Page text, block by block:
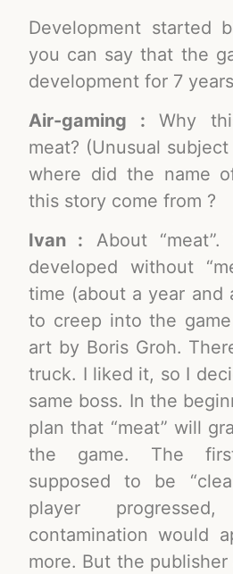
Development started
you can say that the
development for 7
Air-gaming :Why
meat? (Unusual
where did the name
this story come from ?
Ivan : About
developed without
time (about a year and
to creep into the
art by Boris Groh.
truck. I liked it, so I
same boss. In the
plan that “meat” will
the game. The
supposed to be
player
contamination would
more. But the